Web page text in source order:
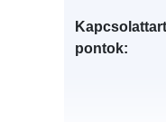
pontok: